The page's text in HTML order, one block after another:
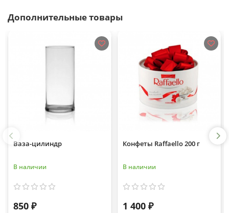
Дополнительные товары
Ваза-цилиндр
В наличии
850 ₽
Конфеты Raffaello 200 г
В наличии
1 400 ₽